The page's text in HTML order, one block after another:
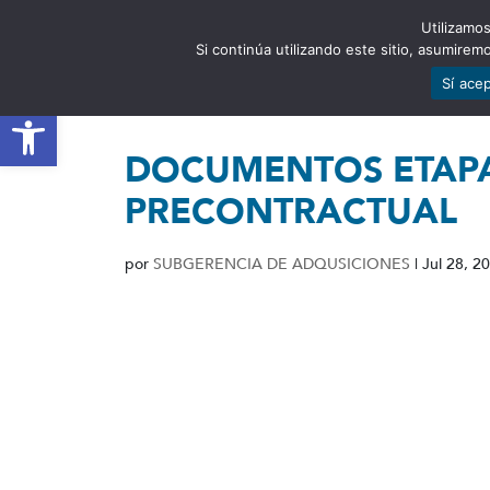
Abrir barra de herramientas
DOCUMENTOS
PRECONTRACTUAL
por SUBGERENCIA DE ADQUSICIONES | Jul 28,
Si continúa utilizando este sitio,
Sí